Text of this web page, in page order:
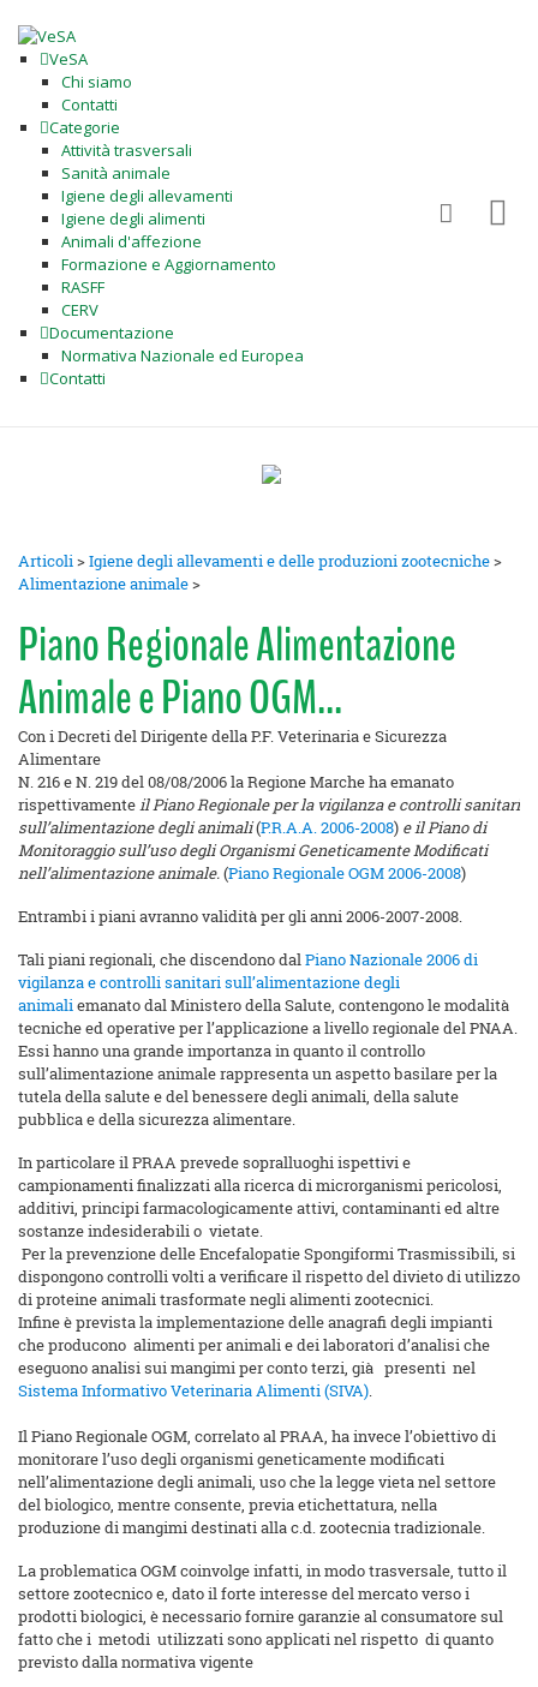
VeSA
Chi siamo
Contatti
Categorie
Attività trasversali
Sanità animale
Igiene degli allevamenti
Igiene degli alimenti
Animali d'affezione
Formazione e Aggiornamento
RASFF
CERV
Documentazione
Normativa Nazionale ed Europea
Contatti
Articoli>Igiene degli allevamenti e delle produzioni zootecniche>
Alimentazione animale>
Piano Regionale Alimentazione
Animale e Piano OGM...
Con i Decreti del Dirigente della P.F. Veterinaria e Sicurezza
Alimentare
N. 216 e N. 219 del 08/08/2006 la Regione Marche ha emanato
rispettivamenteil Piano Regionale per la vigilanza e controlli sanitari
sull’alimentazione degli animali(P.R.A.A. 2006-2008) e il Piano di
Monitoraggio sull’uso degli Organismi Geneticamente Modificati
nell’alimentazione animale.(Piano Regionale OGM 2006-2008)
Entrambi i piani avranno validità per gli anni 2006-2007-2008.
Tali piani regionali, che discendono dalPiano Nazionale 2006 di
vigilanza e controlli sanitari sull’alimentazione degli
animaliemanato dal Ministero della Salute, contengono le modalità
tecniche ed operative per l’applicazione a livello regionale del PNAA.
Essi hanno una grande importanza in quanto il controllo
sull’alimentazione animale rappresenta un aspetto basilare per la
tutela della salute e del benessere degli animali, della salute
pubblica e della sicurezza alimentare.
In particolare il PRAA prevede sopralluoghi ispettivi e
campionamenti finalizzati alla ricerca di microrganismi pericolosi,
additivi, principi farmacologicamente attivi, contaminanti ed altre
sostanze indesiderabili o vietate.
Per la prevenzione delle Encefalopatie Spongiformi Trasmissibili, si
dispongono controlli volti a verificare il rispetto del divieto di utilizzo
di proteine animali trasformate negli alimenti zootecnici.
Infine è prevista la implementazione delle anagrafi degli impianti
che producono alimenti per animali e dei laboratori d’analisi che
eseguono analisi sui mangimi per conto terzi, già presenti nel
Sistema Informativo Veterinaria Alimenti (SIVA).
Il Piano Regionale OGM, correlato al PRAA, ha invece l’obiettivo di
monitorare l’uso degli organismi geneticamente modificati
nell’alimentazione degli animali, uso che la legge vieta nel settore
del biologico, mentre consente, previa etichettatura, nella
produzione di mangimi destinati alla c.d. zootecnia tradizionale.
La problematica OGM coinvolge infatti, in modo trasversale, tutto il
settore zootecnico e, dato il forte interesse del mercato verso i
prodotti biologici, è necessario fornire garanzie al consumatore sul
fatto che i metodi utilizzati sono applicati nel rispetto di quanto
previsto dalla normativa vigente